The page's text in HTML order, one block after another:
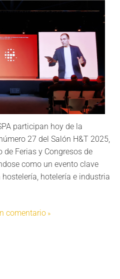
participan hoy de la
27 del Salón H&T 2025,
de Ferias y Congresos de
como un evento clave
hotelería e industria
comentario